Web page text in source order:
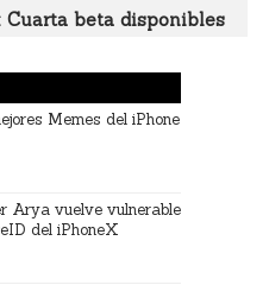
Cuarta beta disponibles
Memes del iPhone
Arya vuelve vulnerable
del iPhoneX